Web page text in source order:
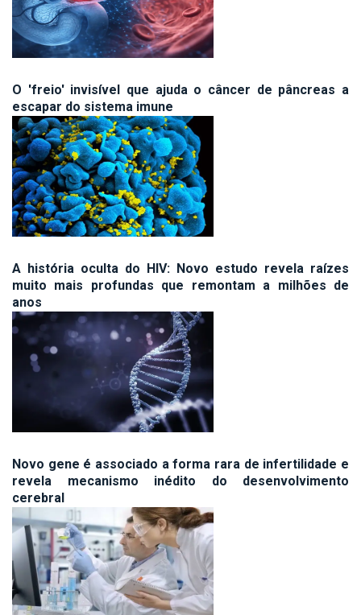
O 'freio' invisível que ajuda o câncer de pâncreas a
escapar do sistema imune
A história oculta do HIV: Novo estudo revela raízes
muito mais profundas que remontam a milhões de
anos
Novo gene é associado a forma rara de infertilidade e
revela mecanismo inédito do desenvolvimento
cerebral